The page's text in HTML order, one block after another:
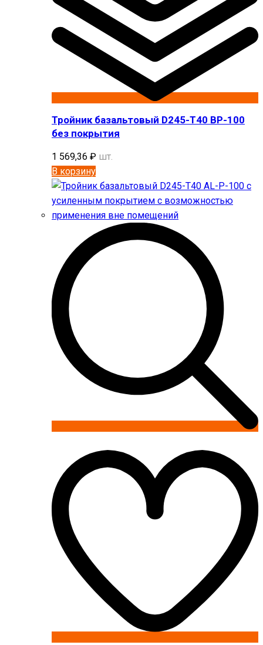
Тройник базальтовый D245-T40 BP-100
без покрытия
1 569,36 ₽ шт.
В корзину